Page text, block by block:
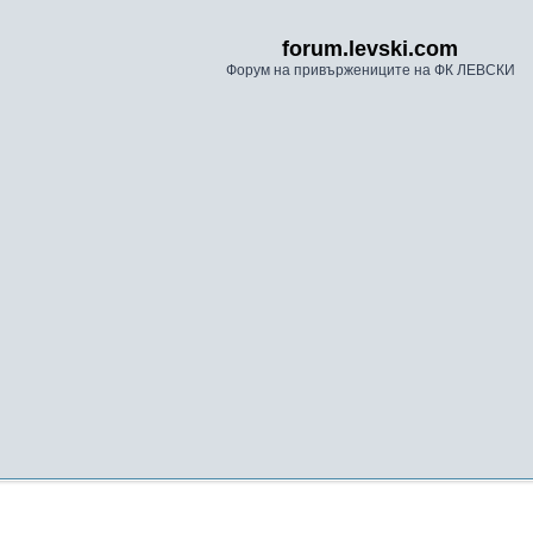
forum.levski.com
Форум на привържениците на ФК ЛЕВСКИ